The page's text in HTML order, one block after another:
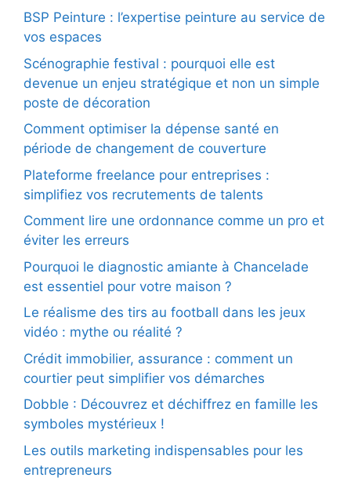
BSP Peinture : l’expertise peinture au service de
vos espaces
Scénographie festival : pourquoi elle est
devenue un enjeu stratégique et non un simple
poste de décoration
Comment optimiser la dépense santé en
période de changement de couverture
Plateforme freelance pour entreprises :
simplifiez vos recrutements de talents
Comment lire une ordonnance comme un pro et
éviter les erreurs
Pourquoi le diagnostic amiante à Chancelade
est essentiel pour votre maison ?
Le réalisme des tirs au football dans les jeux
vidéo : mythe ou réalité ?
Crédit immobilier, assurance : comment un
courtier peut simplifier vos démarches
Dobble : Découvrez et déchiffrez en famille les
symboles mystérieux !
Les outils marketing indispensables pour les
entrepreneurs